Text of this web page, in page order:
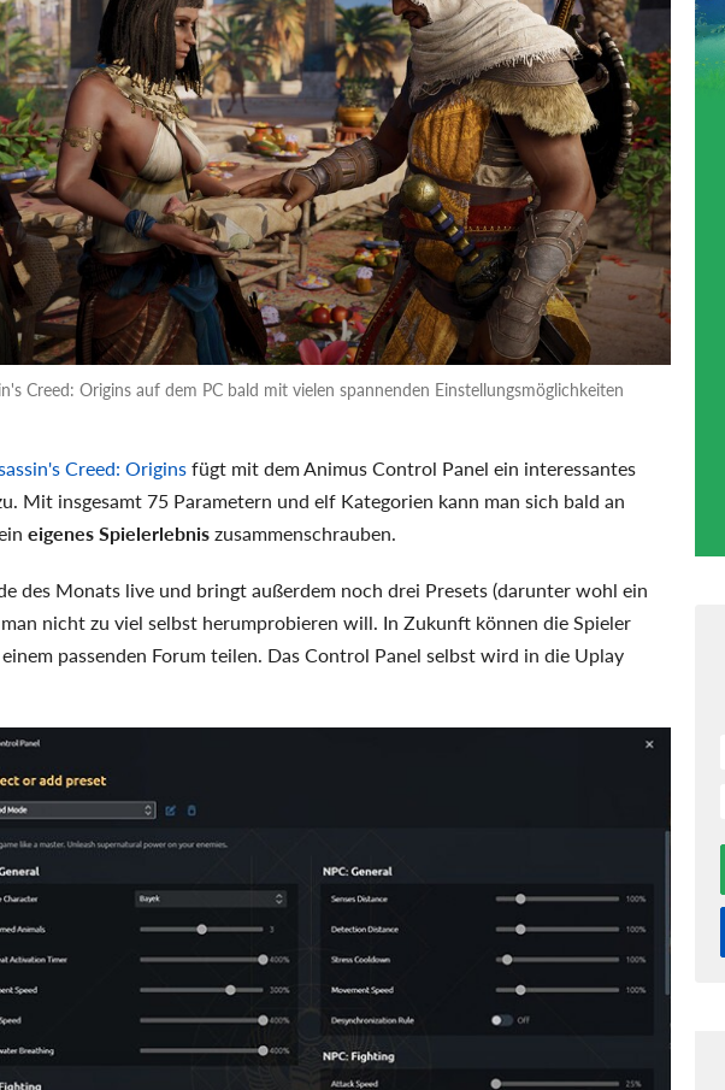
Creed: Origins auf dem PC bald mit vielen spannenden Einstellungsmöglichkeiten
Creed: Originsfügt mit dem Animus Control Panel ein interessantes
Mit insgesamt 75 Parametern und elf Kategorien kann man sich bald an
eigenes Spielerlebniszusammenschrauben.
des Monats live und bringt außerdem noch drei Presets (darunter wohl ein
nicht zu viel selbst herumprobieren will. In Zukunft können die Spieler
passenden Forum teilen. Das Control Panel selbst wird in die Uplay